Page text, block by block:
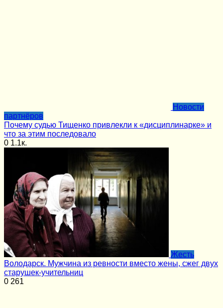
Новости
партнёров
Почему судью Тищенко привлекли к «дисциплинарке» и
что за этим последовало
0 1.1к.
Жесть
Володарск. Мужчина из ревности вместо жены, сжег двух
старушек-учительниц
0 261